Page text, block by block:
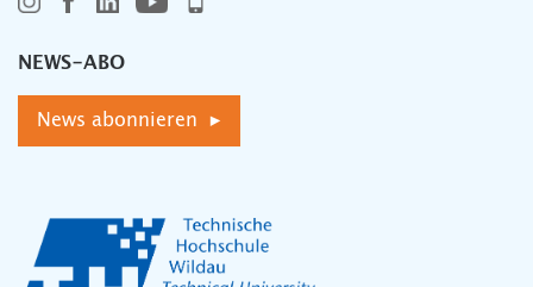
NEWS-ABO
News abonnieren ▸